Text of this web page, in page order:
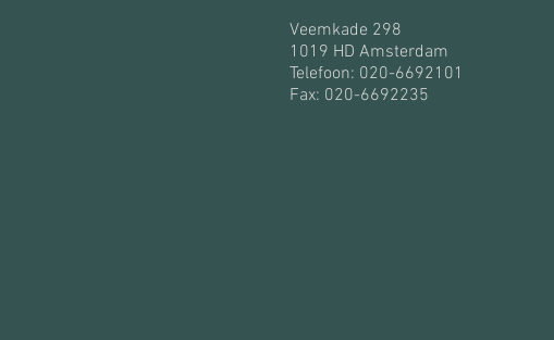
Veemkade 298
1019 HD Amsterdam
Telefoon: 020-6692101
Fax: 020-6692235